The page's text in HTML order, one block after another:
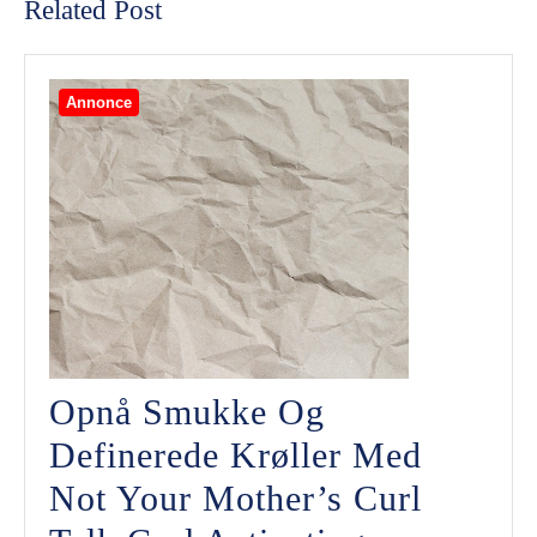
Related Post
Annonce
Opnå Smukke Og
Definerede Krøller Med
Not Your Mother’s Curl